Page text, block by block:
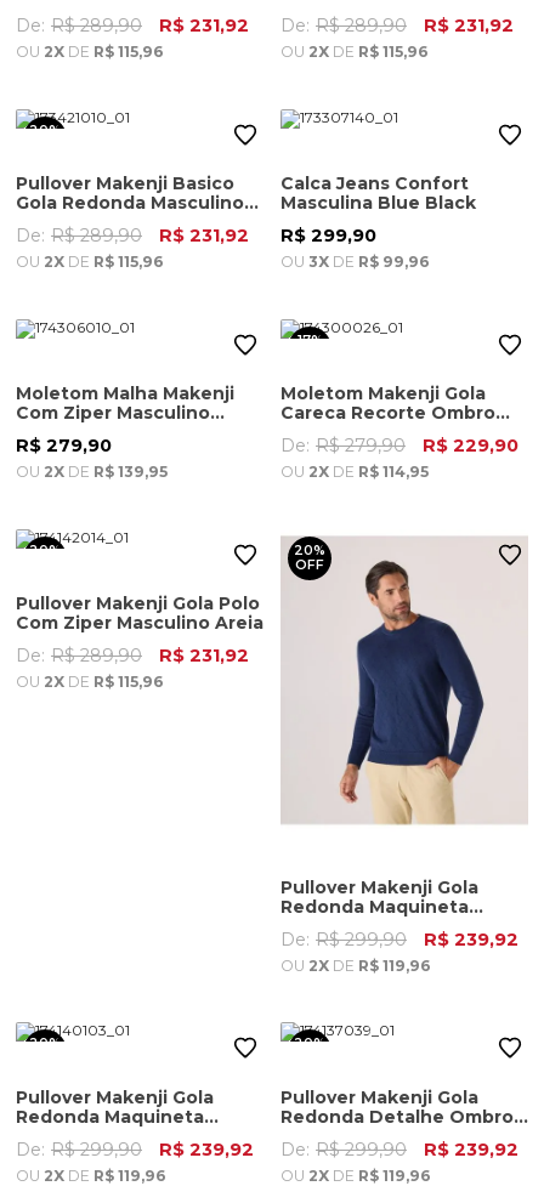
Mescla
De: R$ 289,90 R$ 231,92
OU 2X DE R$ 115,96
Medio
De: R$ 289,90 R$ 231,92
OU 2X DE R$ 115,96
20%
Pullover Makenji Basico
Gola Redonda Masculino
De: R$ 289,90 R$ 231,92
OU 2X DE R$ 115,96
Calca Jeans Confort
Masculina Blue Black
R$ 299,90
OU 3X DE R$ 99,96
Moletom Malha Makenji
Com Ziper Masculino
Preto
R$ 279,90
OU 2X DE R$ 139,95
17%
Moletom Makenji Gola
Careca Recorte Ombro
Masculino Azul Marinho
De: R$ 279,90 R$ 229,90
OU 2X DE R$ 114,95
20%
Pullover Makenji Gola Polo
Com Ziper Masculino Areia
De: R$ 289,90 R$ 231,92
OU 2X DE R$ 115,96
20%
OFF
Pullover Makenji Gola
Redonda Maquineta
Losango Masculino Azul
Noite
De: R$ 299,90 R$ 239,92
OU 2X DE R$ 119,96
20%
Pullover Makenji Gola
Redonda Maquineta
Losango Masculino Verde
Militar
De: R$ 299,90 R$ 239,92
OU 2X DE R$ 119,96
20%
Pullover Makenji Gola
Redonda Detalhe Ombro
Masculino Marrom
De: R$ 299,90 R$ 239,92
OU 2X DE R$ 119,96